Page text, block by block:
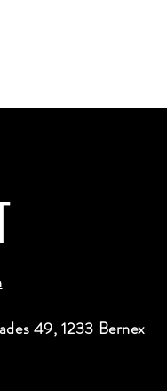
49, 1233 Bernex